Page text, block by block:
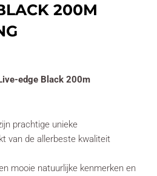
200M
edge Black 200m
prachtige unieke
van de allerbeste kwaliteit
mooie natuurlijke kenmerken en